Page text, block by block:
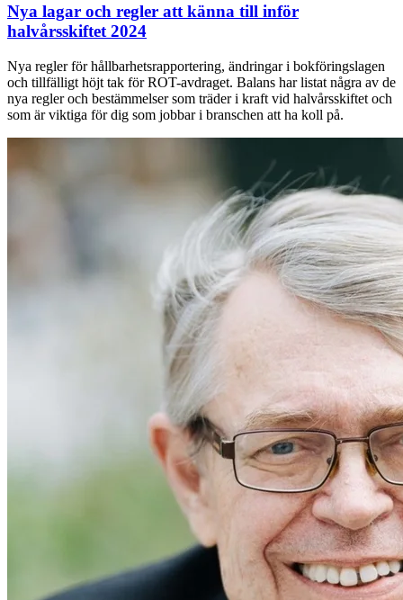
Nya lagar och regler att känna till inför
halvårsskiftet 2024
Nya regler för hållbarhetsrapportering, ändringar i bokföringslagen
och tillfälligt höjt tak för ROT-avdraget. Balans har listat några av de
nya regler och bestämmelser som träder i kraft vid halvårsskiftet och
som är viktiga för dig som jobbar i branschen att ha koll på.